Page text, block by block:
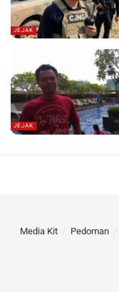
JEJAK
JEJAK
Media Kit Pedoman